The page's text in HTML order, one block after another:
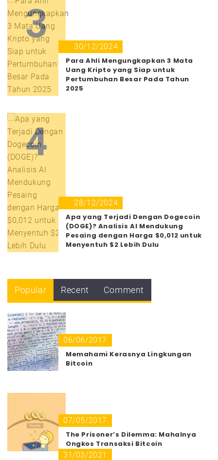
3
30/12/2024
Para Ahli Mengungkapkan 3 Mata
Uang Kripto yang Siap untuk
Pertumbuhan Besar Pada Tahun
2025
4
28/12/2024
Apa yang Terjadi Dengan Dogecoin
(DOGE)? Analisis AI Mendukung
Pesaing dengan Harga $0,012 untuk
Menyentuh $2 Lebih Dulu
Popular Recent Comment
06/06/2017
Memahami Kerasnya Lingkungan
Bitcoin
07/05/2017
The Prisoner’s Dilemma: Mahalnya
Ongkos Transaksi Bitcoin
31/03/2021